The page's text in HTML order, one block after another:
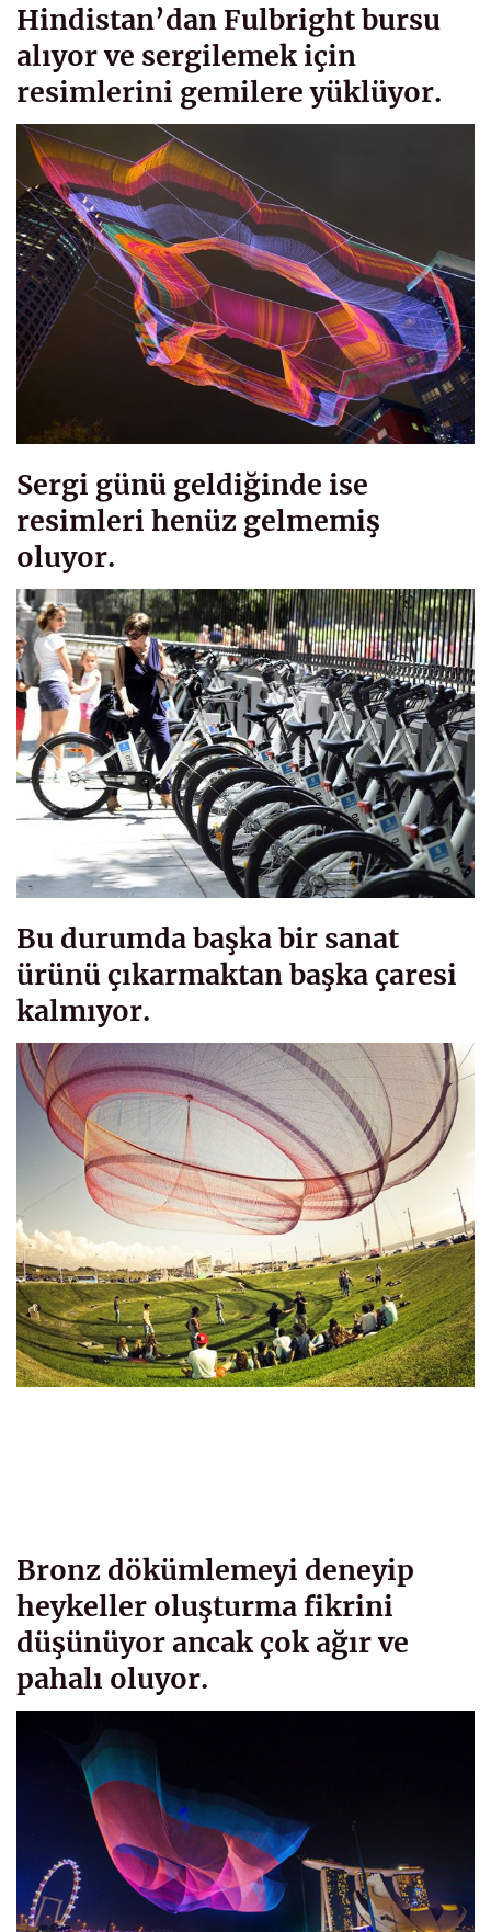
Hindistan’dan Fulbright bursu
alıyor ve sergilemek için
resimlerini gemilere yüklüyor.
Sergi günü geldiğinde ise
resimleri henüz gelmemiş
oluyor.
Bu durumda başka bir sanat
ürünü çıkarmaktan başka çaresi
kalmıyor.
Bronz dökümlemeyi deneyip
heykeller oluşturma fikrini
düşünüyor ancak çok ağır ve
pahalı oluyor.